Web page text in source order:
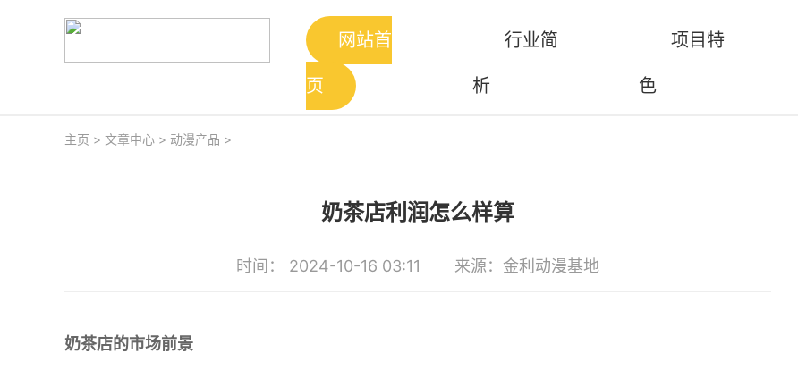
网站首
页
行业简
析
项目特
色
主页 > 文章中心 > 动漫产品 >
奶茶店利润怎么样算
时间： 2024-10-16 03:11 来源：金利动漫基地
奶茶店的市场前景